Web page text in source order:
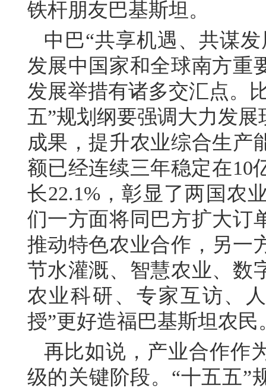
铁杆朋友巴基斯坦。
中巴“共享机遇、共谋
发展中国家和全球南方重
发展举措有诸多交汇点。
五”规划纲要强调大力发
成果，提升农业综合生产
额已经连续三年稳定在10
长22.1%，彰显了两国农
们一方面将同巴方扩大订
推动特色农业合作，另一
节水灌溉、智慧农业、数
农业科研、专家互访、
授”更好造福巴基斯坦农民
再比如说，产业合作作
级的关键阶段。“十五五”